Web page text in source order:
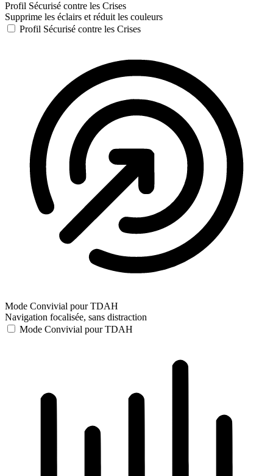
Profil Sécurisé contre les Crises
Supprime les éclairs et réduit les couleurs
Profil Sécurisé contre les Crises
Mode Convivial pour TDAH
Navigation focalisée, sans distraction
Mode Convivial pour TDAH